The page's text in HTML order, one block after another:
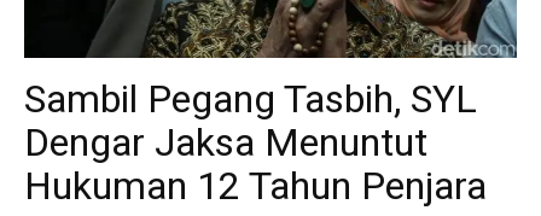
Sambil Pegang Tasbih, SYL
Dengar Jaksa Menuntut
Hukuman 12 Tahun Penjara